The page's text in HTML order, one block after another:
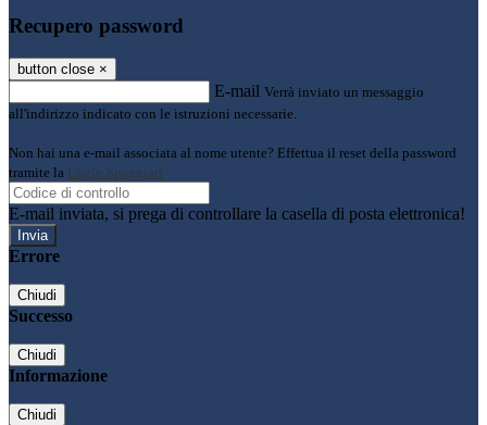
Recupero password
button close ×
E-mail Verrà inviato un messaggio
all'indirizzo indicato con le istruzioni necessarie.
Non hai una e-mail associata al nome utente? Effettua il reset della password
tramite la Login Spaggiari
E-mail inviata, si prega di controllare la casella di posta elettronica!
Errore
Chiudi
Successo
Chiudi
Informazione
Chiudi